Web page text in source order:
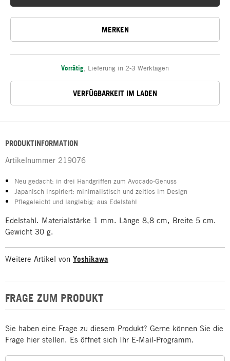
MERKEN
Vorrätig Lieferung in 2-3 Werktagen
VERFÜGBARKEIT IM LADEN
PRODUKTINFORMATION
Artikelnummer 219076
Neu gedacht: in drei Handgriffen zum Avocado-Genuss
Japanisch inspiriert: minimalistisch und zeitlos im Design
Pflegeleicht und langlebig: aus Edelstahl
Edelstahl. Materialstärke 1 mm. Länge 8,8 cm, Breite 5 cm.
Gewicht 30 g.
Weitere Artikel von Yoshikawa
FRAGE ZUM PRODUKT
Sie haben eine Frage zu diesem Produkt? Gerne können Sie die
Frage hier stellen. Es öffnet sich Ihr E-Mail-Programm.